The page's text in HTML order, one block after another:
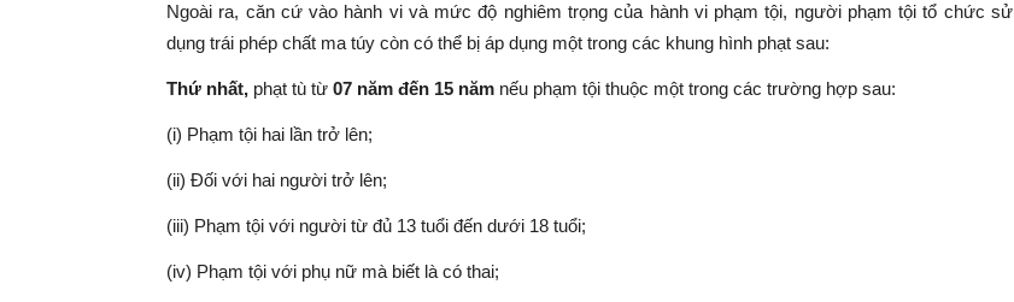
Ngoài ra, căn cứ vào hành vi và mức độ nghiêm trọng của hành vi phạm tội, người phạm tội tổ chức sử
dụng trái phép chất ma túy còn có thể bị áp dụng một trong các khung hình phạt sau:
Thứ nhất, phạt tù từ 07 năm đến 15 năm nếu phạm tội thuộc một trong các trường hợp sau:
(i) Phạm tội hai lần trở lên;
(ii) Đối với hai người trở lên;
(iii) Phạm tội với người từ đủ 13 tuổi đến dưới 18 tuổi;
(iv) Phạm tội với phụ nữ mà biết là có thai;